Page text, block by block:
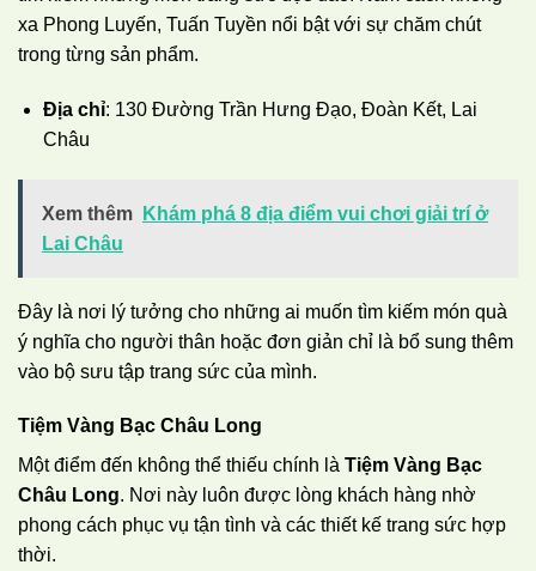
xa Phong Luyến, Tuấn Tuyền nổi bật với sự chăm chút
trong từng sản phẩm.
Địa chỉ: 130 Đường Trần Hưng Đạo, Đoàn Kết, Lai
Châu
Xem thêm
Khám phá 8 địa điểm vui chơi giải trí ở
Lai Châu
Đây là nơi lý tưởng cho những ai muốn tìm kiếm món quà
ý nghĩa cho người thân hoặc đơn giản chỉ là bổ sung thêm
vào bộ sưu tập trang sức của mình.
Tiệm Vàng Bạc Châu Long
Một điểm đến không thể thiếu chính là Tiệm Vàng Bạc
Châu Long. Nơi này luôn được lòng khách hàng nhờ
phong cách phục vụ tận tình và các thiết kế trang sức hợp
thời.